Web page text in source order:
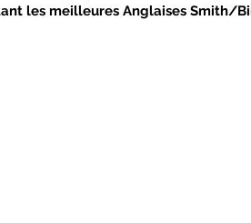
les meilleures Anglaises Smith/